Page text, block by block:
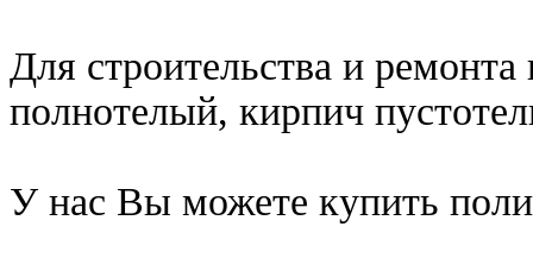
Для строительства и
полнотелый, кирпич
У нас Вы можете купить